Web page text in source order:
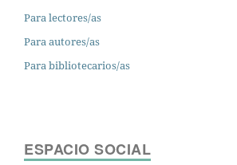
Para lectores/as
Para autores/as
Para bibliotecarios/as
ESPACIO SOCIAL